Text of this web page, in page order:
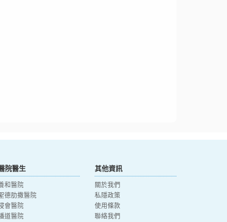
院醫生
和醫院
德肋撒醫院
會醫院
道醫院
其他資訊
關於我們
私隱政策
使用條款
聯絡我們